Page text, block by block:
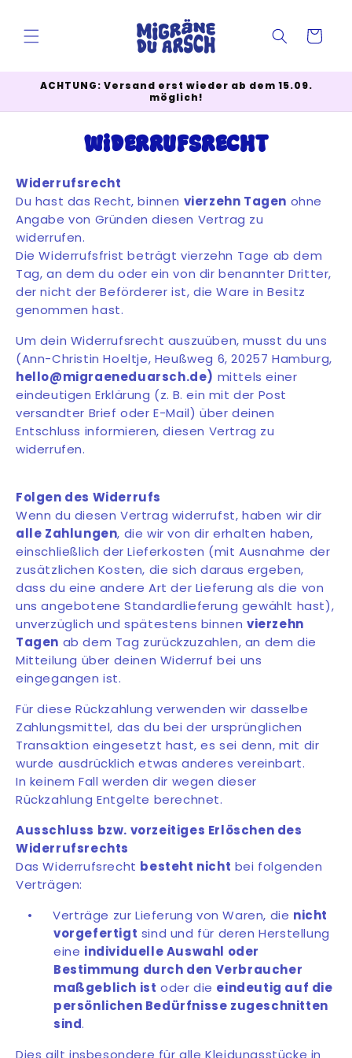
Inhalt
Warenkorb
ACHTUNG: Versand erst wieder ab dem 15.09.
möglich!
Widerrufsrecht
Widerrufsrecht
Du hast das Recht, binnen vierzehn Tagen ohne
Angabe von Gründen diesen Vertrag zu
widerrufen.
Die Widerrufsfrist beträgt vierzehn Tage ab dem
Tag, an dem du oder ein von dir benannter Dritter,
der nicht der Beförderer ist, die Ware in Besitz
genommen hast.
Um dein Widerrufsrecht auszuüben, musst du uns
(Ann-Christin Hoeltje, Heußweg 6, 20257 Hamburg,
hello@migraeneduarsch.de) mittels einer
eindeutigen Erklärung (z. B. ein mit der Post
versandter Brief oder E-Mail) über deinen
Entschluss informieren, diesen Vertrag zu
widerrufen.
Folgen des Widerrufs
Wenn du diesen Vertrag widerrufst, haben wir dir
alle Zahlungen, die wir von dir erhalten haben,
einschließlich der Lieferkosten (mit Ausnahme der
zusätzlichen Kosten, die sich daraus ergeben,
dass du eine andere Art der Lieferung als die von
uns angebotene Standardlieferung gewählt hast),
unverzüglich und spätestens binnenvierzehn
Tagen ab dem Tag zurückzuzahlen, an dem die
Mitteilung über deinen Widerruf bei uns
eingegangen ist.
Für diese Rückzahlung verwenden wir dasselbe
Zahlungsmittel, das du bei der ursprünglichen
Transaktion eingesetzt hast, es sei denn, mit dir
wurde ausdrücklich etwas anderes vereinbart.
In keinem Fall werden dir wegen dieser
Rückzahlung Entgelte berechnet.
Ausschluss bzw. vorzeitiges Erlöschen des
Widerrufsrechts
Das Widerrufsrecht besteht nicht bei folgenden
Verträgen:
•
Verträge zur Lieferung von Waren, die nicht
vorgefertigt sind und für deren Herstellung
eine individuelle Auswahl oder
Bestimmung durch den Verbraucher
maßgeblich ist oder die eindeutig auf die
persönlichen Bedürfnisse zugeschnitten
sind.
Dies gilt insbesondere für alle Kleidungsstücke in